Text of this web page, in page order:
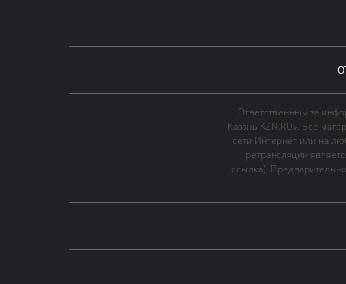
Ответственным за
Казань KZN.RU». Все
сети Интернет или на
ретрансляции
ссылка).